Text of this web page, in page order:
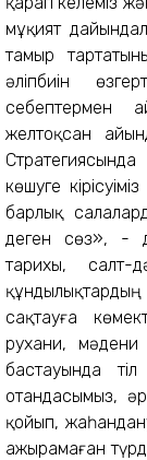
мұқият
тамыр
әліпбиін
себептермен
желтоқсан
көшуге
барлық
деген сөз», -
тарихы, салт-
сақтауға
рухани, мәдени
бастауында
отандасымыз,
қойып,
ажырамаған